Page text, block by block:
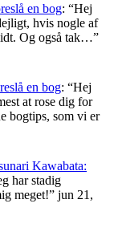
en bog: “Hej
hvis nogle af
Og også tak…”
en bog: “Hej
at rose dig for
bogtips, som vi er
Kawabata:
har stadig
meget!” jun 21,